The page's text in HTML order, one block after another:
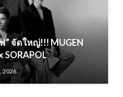
” จัดใหญ่!!! MUGEN
SORAPOL
2026